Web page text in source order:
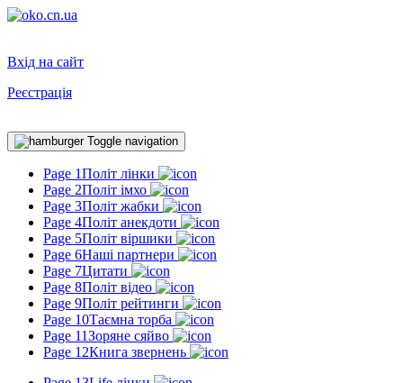
Вхід на сайт
Реєстрація
Toggle navigation
Page 1Політ лінки
Page 2Політ імхо
Page 3Політ жабки
Page 4Політ анекдоти
Page 5Політ віршики
Page 6Наші партнери
Page 7Цитати
Page 8Політ відео
Page 9Політ рейтинги
Page 10Таємна торба
Page 11Зоряне сяйво
Page 12Книга звернень